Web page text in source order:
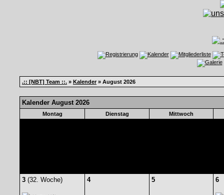
.:: [NBT] Team ::. » Kalender » August 2026
Kalender August 2026
Montag Dienstag Mittwoch
3 (32. Woche) 4 5 6